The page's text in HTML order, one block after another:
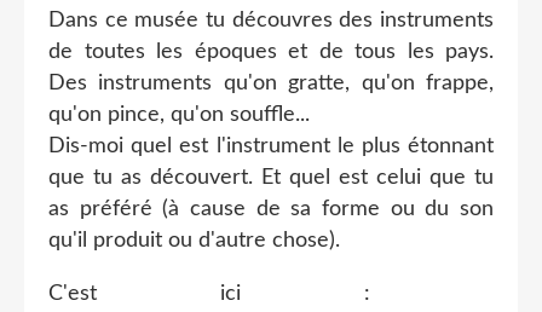
​​Dans ce musée tu découvres des instruments
de toutes les époques et de tous les pays.
Des instruments qu'on gratte, qu'on frappe,
qu'on pince, qu'on souffle...
Dis-moi quel est l'instrument le plus étonnant
que tu as découvert. Et quel est celui que tu
as préféré (à cause de sa forme ou du son
qu'il produit ou d'autre chose).​
C'est ici : ​